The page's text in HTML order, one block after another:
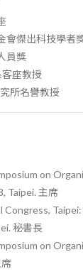
會傑出科技學者
員獎
座教授
所名譽教授
on
Taipei. 主席
Congress,
秘書長
on